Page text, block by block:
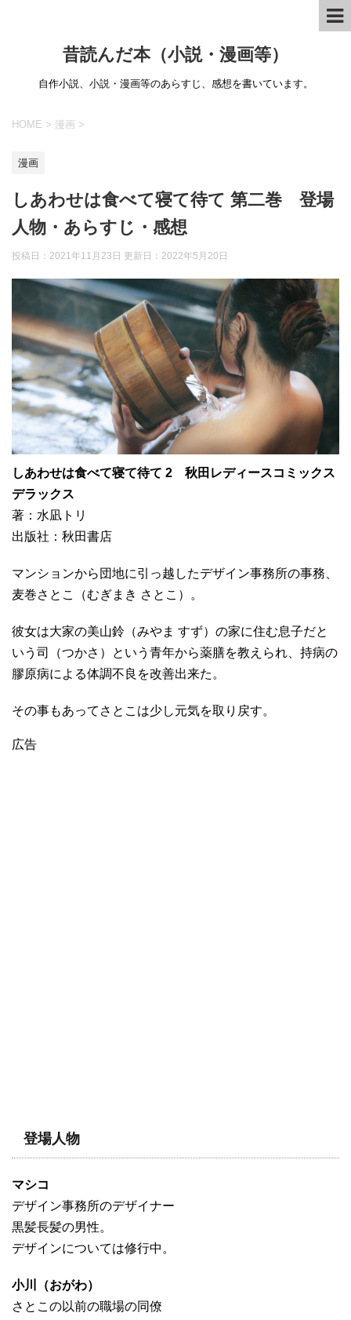
昔読んだ本（小説・漫画等）
自作小説、小説・漫画等のあらすじ、感想を書いています。
HOME > 漫画 >
漫画
しあわせは食べて寝て待て 第二巻 登場
人物・あらすじ・感想
投稿日：2021年11月23日 更新日： 2022年5月20日
しあわせは食べて寝て待て 2 秋田レディースコミックス
デラックス
著：水凪トリ
出版社：秋田書店
マンションから団地に引っ越したデザイン事務所の事務、
麦巻さとこ（むぎまき さとこ）。
彼女は大家の美山鈴（みやま すず）の家に住む息子だと
いう司（つかさ）という青年から薬膳を教えられ、持病の
膠原病による体調不良を改善出来た。
その事もあってさとこは少し元気を取り戻す。
広告
登場人物
マシコ
デザイン事務所のデザイナー
黒髪長髪の男性。
デザインについては修行中。
小川（おがわ）
さとこの以前の職場の同僚